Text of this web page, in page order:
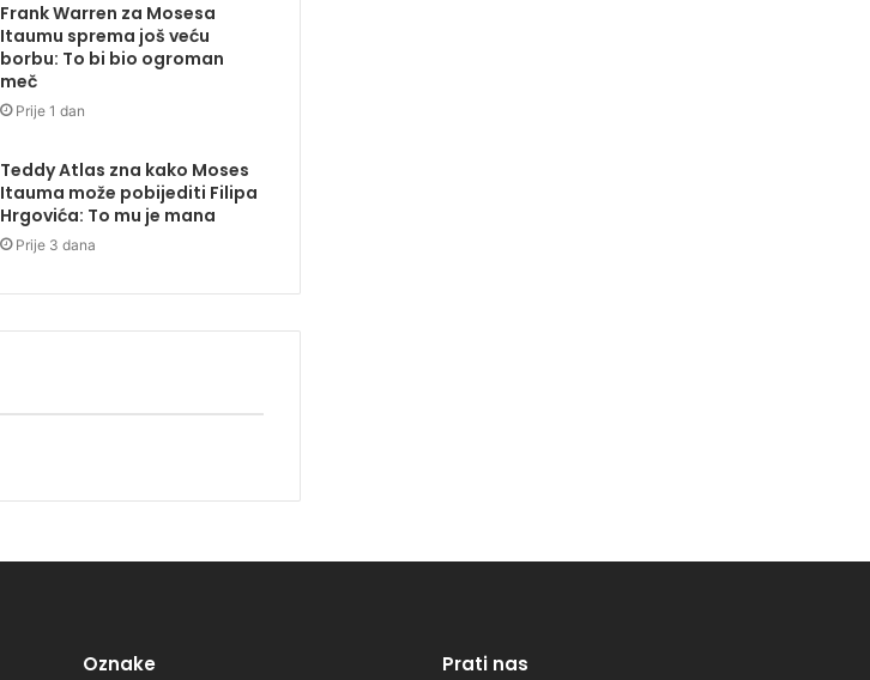
Frank Warren za Mosesa
Itaumu sprema još veću
borbu: To bi bio ogroman
meč
Prije 1 dan
Teddy Atlas zna kako Moses
Itauma može pobijediti Filipa
Hrgovića: To mu je mana
Prije 3 dana
Oznake Prati nas